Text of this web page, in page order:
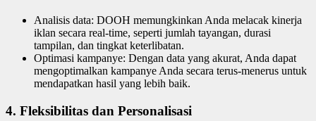
Analisis data: DOOH memungkinkan Anda melacak kinerja
iklan secara real-time, seperti jumlah tayangan, durasi
tampilan, dan tingkat keterlibatan.
Optimasi kampanye: Dengan data yang akurat, Anda dapat
mengoptimalkan kampanye Anda secara terus-menerus untuk
mendapatkan hasil yang lebih baik.
4. Fleksibilitas dan Personalisasi